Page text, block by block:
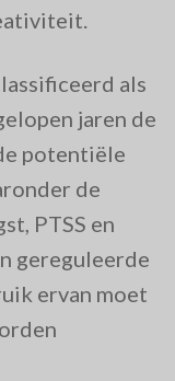
als
jaren de
potentiële
de
PTSS en
gereguleerde
ervan moet